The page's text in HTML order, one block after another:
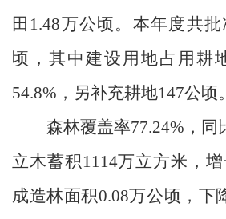
田 1.48万公顷。本年度共
顷，其中建设用地占用耕
54.8% ，另补充耕地147公顷。
森林覆盖率77.24% ，同
立木蓄积 1114万立方米，增
成造林面积0.08万公顷，下